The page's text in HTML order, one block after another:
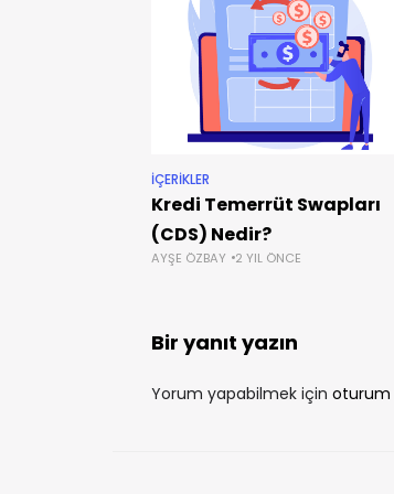
İÇERIKLER
Kredi Temerrüt Swapları
(CDS) Nedir?
AYŞE ÖZBAY 2 YIL ÖNCE
Bir yanıt yazın
Yorum yapabilmek için oturum